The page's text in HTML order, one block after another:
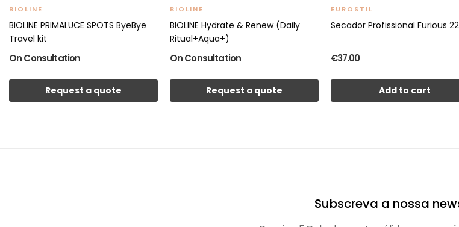
BIOLINE
BIOLINE PRIMALUCE SPOTS ByeBye
Travel kit
On Consultation
Request a quote
BIOLINE
BIOLINE Hydrate & Renew (Daily
Ritual+Aqua+)
On Consultation
Request a quote
EUROSTIL
Secador Profissional Furious
€37.00
Add to cart
Subscreva a nossa